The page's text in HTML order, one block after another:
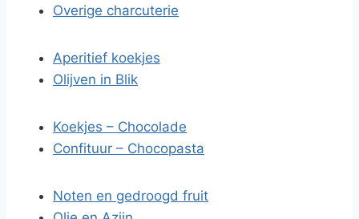
Overige charcuterie
Aperitief koekjes
Olijven in Blik
Koekjes – Chocolade
Confituur – Chocopasta
Noten en gedroogd fruit